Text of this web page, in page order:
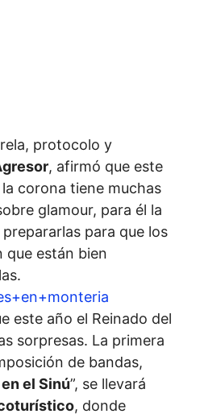
protocolo y
, afirmó que este
corona tiene muchas
glamour, para él la
para que los
que están bien
este año el Reinado del
sorpresas. La primera
de bandas,
el Sinú”, se llevará
, donde